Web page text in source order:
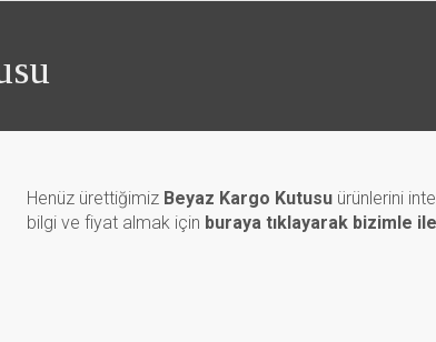
Henüz ürettiğimiz Beyaz Kargo Kutusuürünlerini
bilgi ve fiyat almak için buraya tıklayarak bizimle